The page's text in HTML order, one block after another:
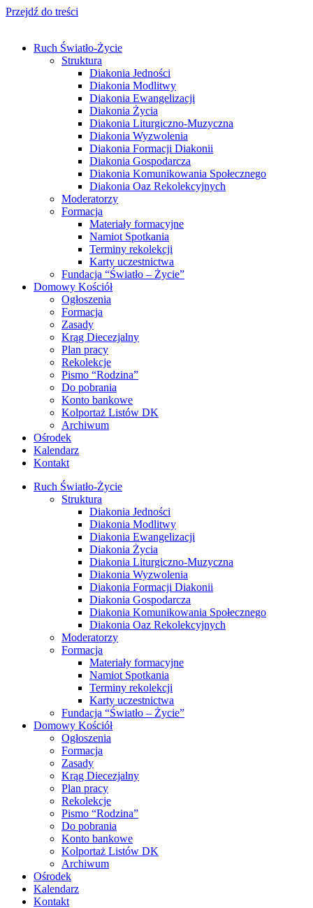
Przejdź do treści
Ruch Światło-Życie
Struktura
Diakonia Jedności
Diakonia Modlitwy
Diakonia Ewangelizacji
Diakonia Życia
Diakonia Liturgiczno-Muzyczna
Diakonia Wyzwolenia
Diakonia Formacji Diakonii
Diakonia Gospodarcza
Diakonia Komunikowania Społecznego
Diakonia Oaz Rekolekcyjnych
Moderatorzy
Formacja
Materiały formacyjne
Namiot Spotkania
Terminy rekolekcji
Karty uczestnictwa
Fundacja “Światło – Życie”
Domowy Kościół
Ogłoszenia
Formacja
Zasady
Krąg Diecezjalny
Plan pracy
Rekolekcje
Pismo “Rodzina”
Do pobrania
Konto bankowe
Kolportaż Listów DK
Archiwum
Ośrodek
Kalendarz
Kontakt
Ruch Światło-Życie
Struktura
Diakonia Jedności
Diakonia Modlitwy
Diakonia Ewangelizacji
Diakonia Życia
Diakonia Liturgiczno-Muzyczna
Diakonia Wyzwolenia
Diakonia Formacji Diakonii
Diakonia Gospodarcza
Diakonia Komunikowania Społecznego
Diakonia Oaz Rekolekcyjnych
Moderatorzy
Formacja
Materiały formacyjne
Namiot Spotkania
Terminy rekolekcji
Karty uczestnictwa
Fundacja “Światło – Życie”
Domowy Kościół
Ogłoszenia
Formacja
Zasady
Krąg Diecezjalny
Plan pracy
Rekolekcje
Pismo “Rodzina”
Do pobrania
Konto bankowe
Kolportaż Listów DK
Archiwum
Ośrodek
Kalendarz
Kontakt